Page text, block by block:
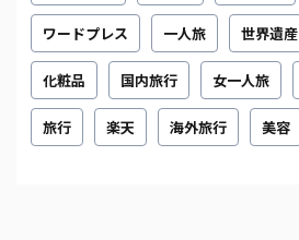
ワードプレス 一人旅 世界遺産
化粧品 国内旅行 女一人旅
旅行 楽天 海外旅行 美容